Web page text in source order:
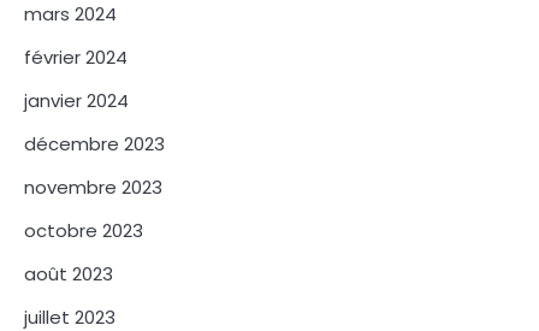
mars 2024
février 2024
janvier 2024
décembre 2023
novembre 2023
octobre 2023
août 2023
juillet 2023